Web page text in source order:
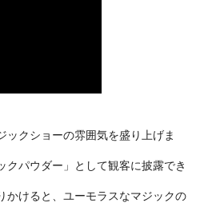
ックショーの雰囲気を盛り上げま
クパウダー」として観客に披露でき
かけると、ユーモラスなマジックの